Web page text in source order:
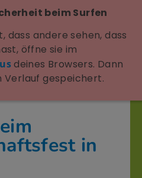
in
beim Surfen
andere sehen, dass
öffne sie im
deines Browsers. Dann
Verlauf gespeichert.